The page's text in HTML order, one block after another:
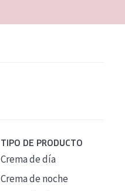
TIPO DE PRODUCTO
Crema de día
Crema de noche